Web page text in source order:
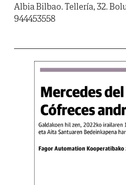
Albia Bilbao. Tellería, 32.
944453558